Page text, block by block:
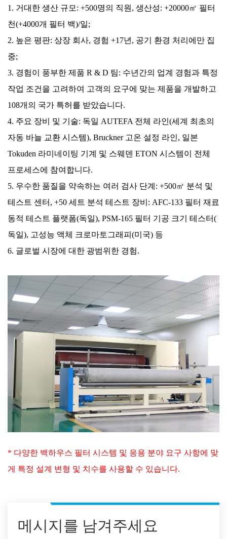
1. 거대한 생산 규모: +500명의 직원, 생산성: +20000㎡ 필터
천(+4000개 필터 백)/일;
2. 높은 평판: 상장 회사, 경험 +17년, 공기 환경 처리에만 집
중;
3. 경험이 풍부한 제품 R & D 팀: 수년간의 업계 경험과 특정
작업 조건을 고려하여 고객의 요구에 맞는 제품을 개발하고
108개의 국가 특허를 받았습니다.
4. 주요 장비 및 기술: 독일 AUTEFA 전체 라인(세계 최초의
자동 바늘 교환 시스템), Bruckner 고온 설정 라인, 일본
Tokuden 라미네이팅 기계 및 스웨덴 ETON 시스템이 전체
프로세스에 참여합니다.
5. 우수한 품질을 약속하는 여러 검사 단계: +500㎡ 분석 및
테스트 센터, +50 세트 분석 테스트 장비: AFC-133 필터 재료
동적 테스트 플랫폼(독일), PSM-165 필터 기공 크기 테스터(
독일), 고성능 액체 크로마토그래피(미국) 등
6. 글로벌 시장에 대한 광범위한 경험.
* 다양한 백하우스 필터 시스템 및 응용 분야 요구 사항에 맞
게 특정 설계 변형 및 치수를 사용할 수 있습니다.
메시지를 남겨주세요